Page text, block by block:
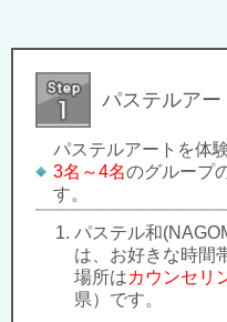
パステルアー
パステルアートを体
3名～4名のグループ
す。
パステル和
は、お好きな時間
場所はカウンセリ
県）です。